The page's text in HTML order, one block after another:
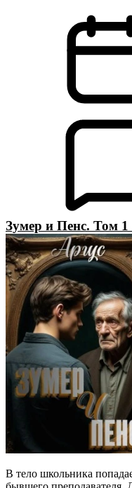
Зумер и Пенс. Том 1
В тело школьника